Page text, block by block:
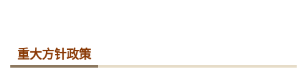
重大方针政策